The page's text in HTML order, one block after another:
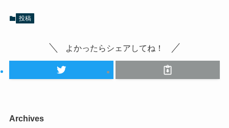
投稿
よかったらシェアしてね！
Archives